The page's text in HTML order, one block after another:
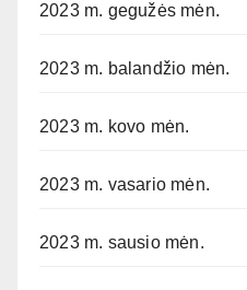
2023 m. gegužės mėn.
2023 m. balandžio mėn.
2023 m. kovo mėn.
2023 m. vasario mėn.
2023 m. sausio mėn.